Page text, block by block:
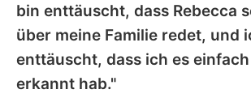
bin enttäuscht, dass Rebecca
über meine Familie redet, und
enttäuscht, dass ich es
erkannt hab."